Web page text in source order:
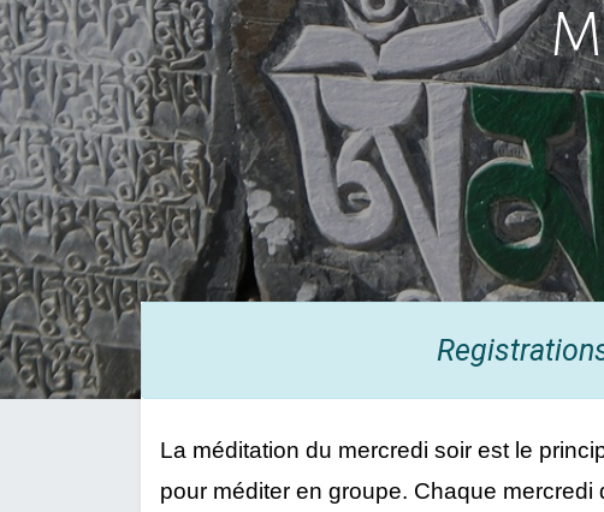
La méditation du mercredi soir est le
pour méditer en groupe. Chaque